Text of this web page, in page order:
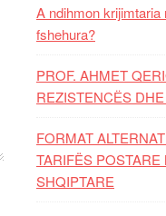
A ndihmon
fshehura?
PROF. AHMET
REZISTENCЁS
FORMAT
TARIFËS
SHQIPTARE